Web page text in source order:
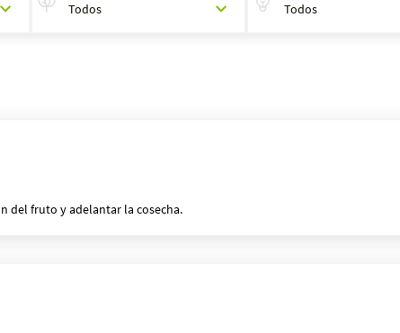
Todos Todos
del fruto y adelantar la cosecha.